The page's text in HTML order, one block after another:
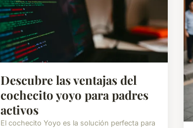
Descubre las ventajas del
cochecito yoyo para padres
activos
El cochecito Yoyo es la solución perfecta para